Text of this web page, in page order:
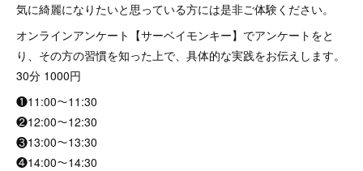
気に綺麗になりたいと思っている方には是非ご体験ください。
オンラインアンケート【サーベイモンキー】でアンケートをと
り、その方の習慣を知った上で、具体的な実践をお伝えします。
30分 1000円
❶11:00〜11:30
❷12:00〜12:30
❸13:00〜13:30
❹14:00〜14:30